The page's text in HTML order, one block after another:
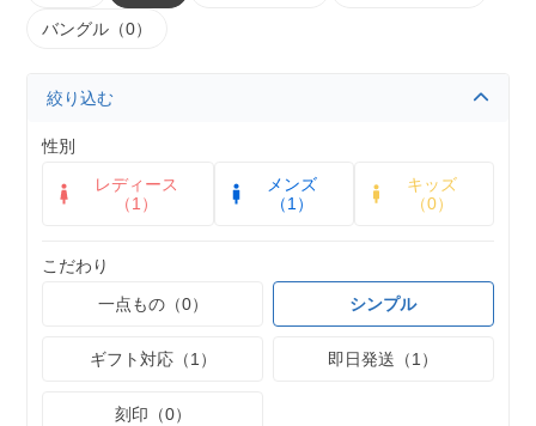
バングル（0）
絞り込む
性別
レディース
（1）
メンズ
（1）
キッズ
（0）
こだわり
一点もの（0）
シンプル
ギフト対応（1） 即日発送（1）
刻印（0）